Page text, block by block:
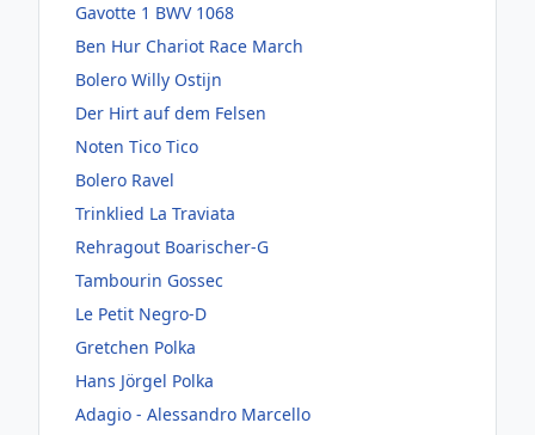
Gavotte 1 BWV 1068
Ben Hur Chariot Race March
Bolero Willy Ostijn
Der Hirt auf dem Felsen
Noten Tico Tico
Bolero Ravel
Trinklied La Traviata
Rehragout Boarischer-G
Tambourin Gossec
Le Petit Negro-D
Gretchen Polka
Hans Jörgel Polka
Adagio - Alessandro Marcello